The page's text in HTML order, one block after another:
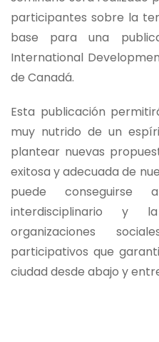
participantes sobre la
base para una
International
de Canadá.
Esta publicación
muy nutrido de un
plantear nuevas
exitosa y adecuada de
puede
interdisciplinario y
organizaciones
participativos que
ciudad desde abajo y